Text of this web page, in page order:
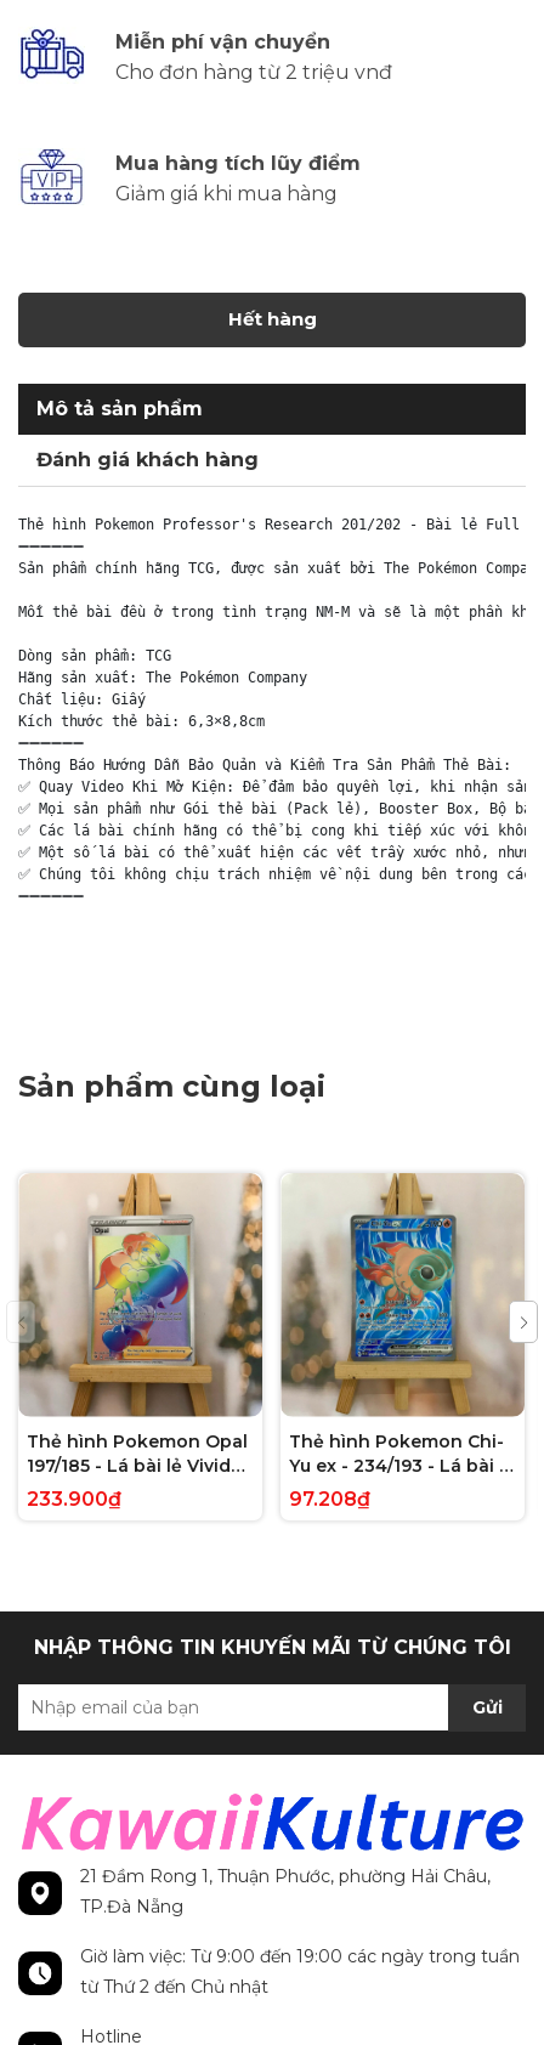
Miễn phí vận chuyển
Cho đơn hàng từ 2 triệu vnđ
Mua hàng tích lũy điểm
Giảm giá khi mua hàng
Hết hàng
Mô tả sản phẩm
Đánh giá khách hàng
Thẻ hình Pokemon Professor's Research 201/202 - Bài lẻ Full
➖➖➖➖➖➖
Sản phẩm chính hãng TCG, được sản xuất bởi The Pokémon
Mỗi thẻ bài đều ở trong tình trạng NM-M và sẽ là một phần
Dòng sản phẩm: TCG
Hãng sản xuất: The Pokémon Company
Chất liệu: Giấy
Kích thước thẻ bài: 6,3×8,8cm
➖➖➖➖➖➖
Thông Báo Hướng Dẫn Bảo Quản và Kiểm Tra Sản Phẩm Thẻ Bài:
✅ Quay Video Khi Mở Kiện: Để đảm bảo quyền lợi, khi nhận
✅ Mọi sản phẩm như Gói thẻ bài (Pack lẻ), Booster Box, Bộ
✅ Các lá bài chính hãng có thể bị cong khi tiếp xúc với
✅ Một số lá bài có thể xuất hiện các vết trầy xước nhỏ,
✅ Chúng tôi không chịu trách nhiệm về nội dung bên trong
➖➖➖➖➖➖
Sản phẩm cùng loại
Thẻ hình Pokemon Opal
197/185 - Lá bài lẻ Vivid
Voltage Hyper Rare tiếng
Anh chính hãng
233.900₫
Thẻ hình Pokemon Chi-
Yu ex - 234/193 - Lá bài lẻ
Paldea Evolved Full Art
Secret Rare tiếng Anh
97.208₫
NHẬP THÔNG TIN KHUYẾN MÃI TỪ CHÚNG TÔI
Gửi
21 Đầm Rong 1, Thuận Phước, phường Hải Châu,
TP.Đà Nẵng
Giờ làm việc: Từ 9:00 đến 19:00 các ngày trong tuần
từ Thứ 2 đến Chủ nhật
Hotline